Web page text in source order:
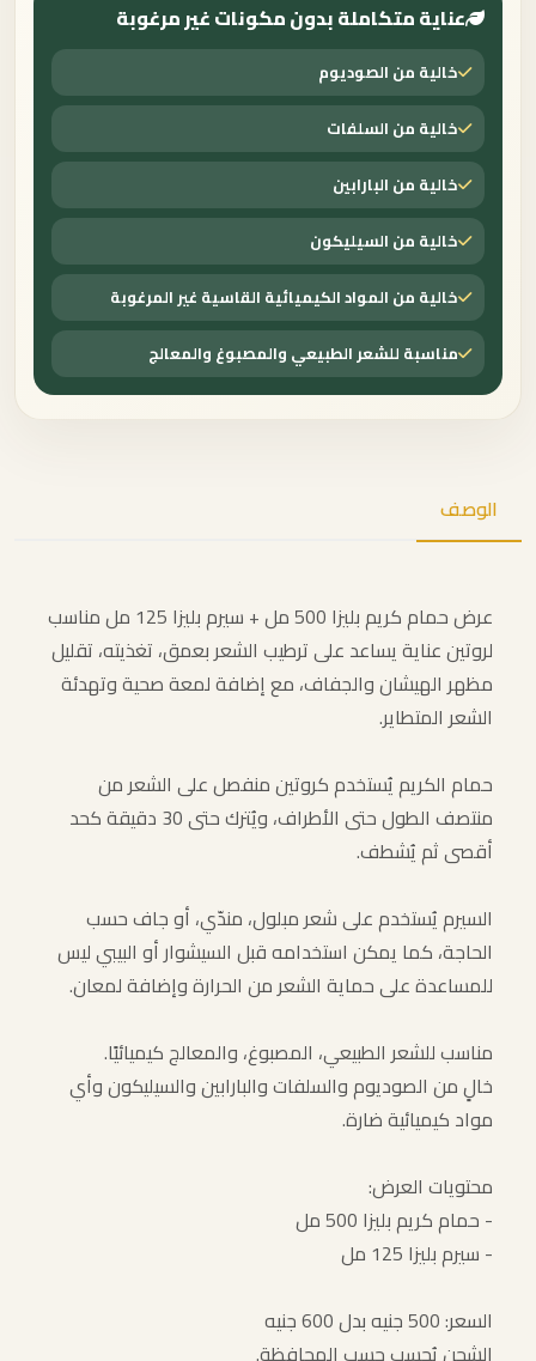
عناية متكاملة بدون مكونات غير مرغوبة
خالية من الصوديوم
خالية من السلفات
خالية من البارابين
خالية من السيليكون
خالية من المواد الكيميائية القاسية غير المرغوبة
مناسبة للشعر الطبيعي والمصبوغ والمعالج
الوصف
عرض حمام كريم بليزا 500 مل + سيرم بليزا 125 مل مناسب
لروتين عناية يساعد على ترطيب الشعر بعمق، تغذيته، تقليل
مظهر الهيشان والجفاف، مع إضافة لمعة صحية وتهدئة
الشعر المتطاير.
حمام الكريم يُستخدم كروتين منفصل على الشعر من
منتصف الطول حتى الأطراف، ويُترك حتى 30 دقيقة كحد
أقصى ثم يُشطف.
السيرم يُستخدم على شعر مبلول، مندّي، أو جاف حسب
الحاجة، كما يمكن استخدامه قبل السيشوار أو البيبي ليس
للمساعدة على حماية الشعر من الحرارة وإضافة لمعان.
مناسب للشعر الطبيعي، المصبوغ، والمعالج كيميائيًا.
خالٍ من الصوديوم والسلفات والبارابين والسيليكون وأي
مواد كيميائية ضارة.
محتويات العرض:
- حمام كريم بليزا 500 مل
- سيرم بليزا 125 مل
السعر: 500 جنيه بدل 600 جنيه
الشحن يُحسب حسب المحافظة.